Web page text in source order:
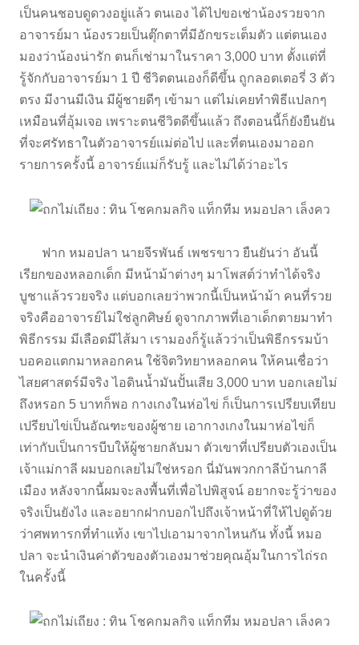
เป็นคนชอบดูดวงอยู่แล้ว ตนเอง ได้ไปขอเช่าน้องรวยจาก
อาจารย์มา น้องรวยเป็นตุ๊กตาที่มีอักขระเต็มตัว แต่ตนเอง
มองว่าน้องน่ารัก ตนก็เช่ามาในราคา 3,000 บาท ตั้งแต่ที่
รู้จักกับอาจารย์มา 1 ปี ชีวิตตนเองก็ดีขึ้น ถูกลอตเตอรี่ 3 ตัว
ตรง มีงานมีเงิน มีผู้ชายดีๆ เข้ามา แต่ไม่เคยทำพิธีแปลกๆ
เหมือนที่อุ้มเจอ เพราะตนชีวิตดีขึ้นแล้ว ถึงตอนนี้ก็ยังยืนยัน
ที่จะศรัทธาในตัวอาจารย์แม่ต่อไป และที่ตนเองมาออก
รายการครั้งนี้ อาจารย์แม่ก็รับรู้ และไม่ได้ว่าอะไร
ฟาก หมอปลา นายจีรพันธ์ เพชรขาว ยืนยันว่า อันนี้
เรียกของหลอกเด็ก มีหน้าม้าต่างๆ มาโพสต์ว่าทำได้จริง
บูชาแล้วรวยจริง แต่บอกเลยว่าพวกนี้เป็นหน้าม้า คนที่รวย
จริงคืออาจารย์ไม่ใช่ลูกศิษย์ ดูจากภาพที่เอาเด็กตายมาทำ
พิธีกรรม มีเลือดมีไส้มา เรามองก็รู้แล้วว่าเป็นพิธีกรรมบ้า
บอคอแตกมาหลอกคน ใช้จิตวิทยาหลอกคน ให้คนเชื่อว่า
ไสยศาสตร์มีจริง ไอดินน้ำมันปั้นเสีย 3,000 บาท บอกเลยไม่
ถึงหรอก 5 บาทก็พอ กางเกงในห่อไข่ ก็เป็นการเปรียบเทียบ
เปรียบไข่เป็นอัณฑะของผู้ชาย เอากางเกงในมาห่อไข่ก็
เท่ากับเป็นการบีบให้ผู้ชายกลับมา ตัวเขาที่เปรียบตัวเองเป็น
เจ้าแม่กาลี ผมบอกเลยไม่ใช่หรอก นี่มันพวกกาลีบ้านกาลี
เมือง หลังจากนี้ผมจะลงพื้นที่เพื่อไปพิสูจน์ อยากจะรู้ว่าของ
จริงเป็นยังไง และอยากฝากบอกไปถึงเจ้าหน้าที่ให้ไปดูด้วย
ว่าศพทารกที่ทำแท้ง เขาไปเอามาจากไหนกัน ทั้งนี้ หมอ
ปลา จะนำเงินค่าตัวของตัวเองมาช่วยคุณอุ้มในการไถ่รถ
ในครั้งนี้